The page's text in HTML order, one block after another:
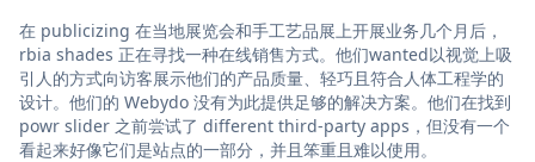
在 publicizing 在当地展览会和手工艺品展上开展业务几个月后，
rbia shades 正在寻找一种在线销售方式。他们wanted以视觉上吸
引人的方式向访客展示他们的产品质量、轻巧且符合人体工程学的
设计。他们的 Webydo 没有为此提供足够的解决方案。他们在找到
powr slider 之前尝试了 different third-party apps，但没有一个
看起来好像它们是站点的一部分，并且笨重且难以使用。